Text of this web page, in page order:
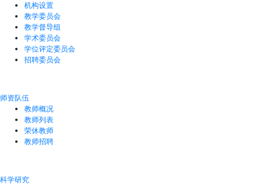
机构设置
教学委员会
教学督导组
学术委员会
学位评定委员会
招聘委员会
师资队伍
教师概况
教师列表
荣休教师
教师招聘
科学研究